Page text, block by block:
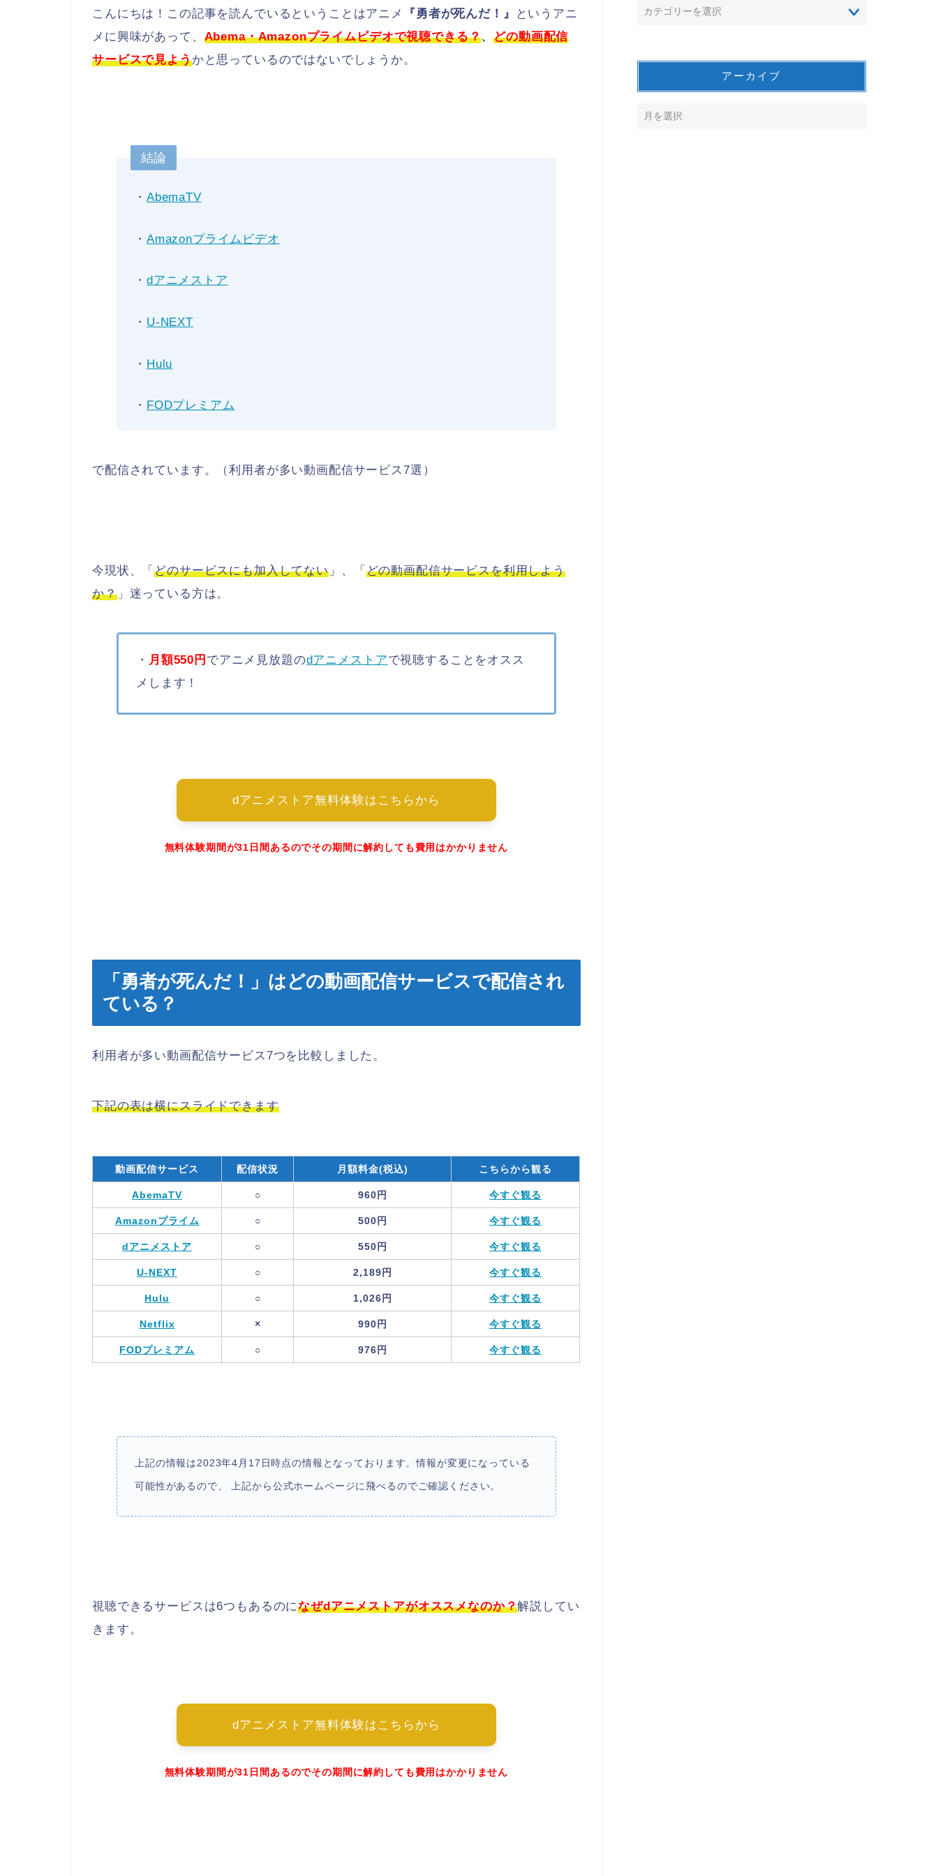
こんにちは！この記事を読んでいるということはアニメ 『勇者が死んだ！』
というアニ
メに興味があって、 Abema・Amazonプライムビデオで視聴できる？、どの動画配信
サービスで見ようかと思っているのではないでしょうか。
結論
・ AbemaTV
・ Amazonプライムビデオ
・ dアニメストア
・ U-NEXT
・ Hulu
・ FODプレミアム
で配信されています。（利用者が多い動画配信サービス7選）
今現状、「どのサービスにも加入してない」、「 どの動画配信サービスを利用しよう
か？」迷っている方は。
・ 月額550円 でアニメ見放題のdアニメストアで視聴することをオスス
メします！
dアニメストア無料体験はこちらから
無料体験期間が31日間あるのでその期間に解約しても費用はかかりません
「勇者が死んだ！」はどの動画配信サービスで配信され
ている？
利用者が多い動画配信サービス7つを比較しました。
下記の表は横にスライドできます
動画配信サービス 配信状況 月額料金(税込) こちらから観る
AbemaTV ○ 960円 今すぐ観る
Amazonプライム ○ 500円 今すぐ観る
dアニメストア ○ 550円 今すぐ観る
U-NEXT ○ 2,189円 今すぐ観る
Hulu ○ 1,026円 今すぐ観る
Netflix × 990円 今すぐ観る
FODプレミアム ○ 976円 今すぐ観る
上記の情報は2023年4月17日時点の情報となっております。情報が変更になっている
可能性があるので、 上記から公式ホームページに飛べるのでご確認ください。
視聴できるサービスは6つもあるのになぜdアニメストアがオススメなのか？解説してい
きます。
dアニメストア無料体験はこちらから
無料体験期間が31日間あるのでその期間に解約しても費用はかかりません
アーカイブ